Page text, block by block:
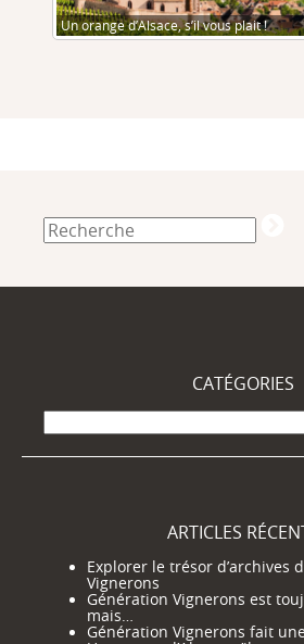
Un orange d’Alsace, s’il vous plait !
CATÉGORIES
Catégories
ARTICLES
Explorer le trésor d’archives
Vignerons
Génération Vignerons est
mais…
Génération Vignerons fait